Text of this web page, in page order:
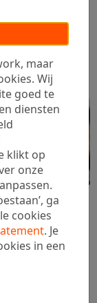
roken.
zitten
meest
aan de arm,
kunnen
en
maar
Wij
goed te
diensten
klikt op
onze
ga
cookies
. Je
in een